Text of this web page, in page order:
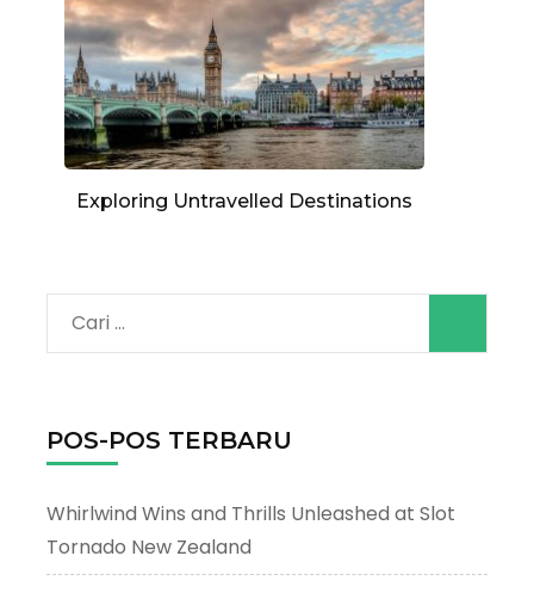
Exploring Untravelled Destinations
Cari
untuk:
POS-POS TERBARU
Whirlwind Wins and Thrills Unleashed at Slot
Tornado New Zealand